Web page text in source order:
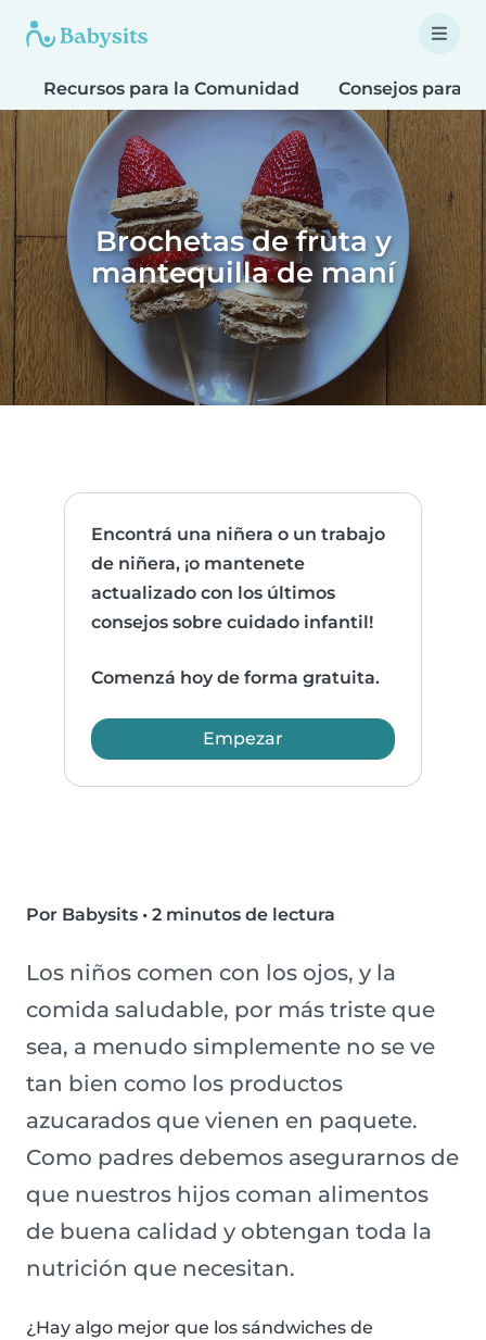
Recursos para la Comunidad Consejos para
Brochetas de fruta y
mantequilla de maní
Encontrá una niñera o un trabajo
de niñera, ¡o mantenete
actualizado con los últimos
consejos sobre cuidado infantil!
Comenzá hoy de forma gratuita.
Empezar
Por Babysits • 2 minutos de lectura
Los niños comen con los ojos, y la
comida saludable, por más triste que
sea, a menudo simplemente no se ve
tan bien como los productos
azucarados que vienen en paquete.
Como padres debemos asegurarnos de
que nuestros hijos coman alimentos
de buena calidad y obtengan toda la
nutrición que necesitan.
¿Hay algo mejor que los sándwiches de